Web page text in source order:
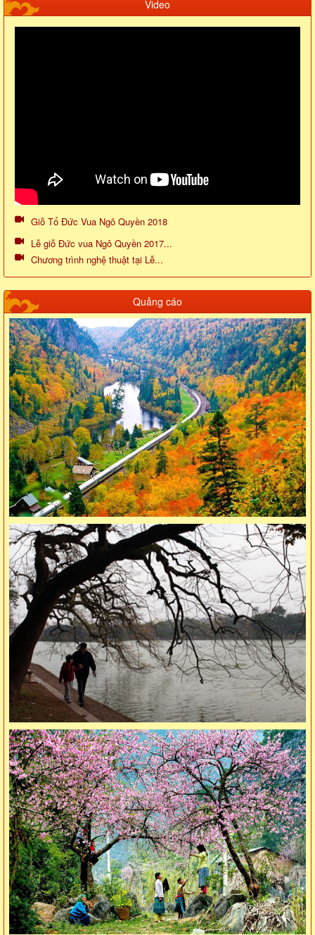
Video
Giỗ Tổ Đức Vua Ngô Quyền 2018
Lễ giỗ Đức vua Ngô Quyền 2017...
Chương trình nghệ thuật tại Lễ...
Quảng cáo